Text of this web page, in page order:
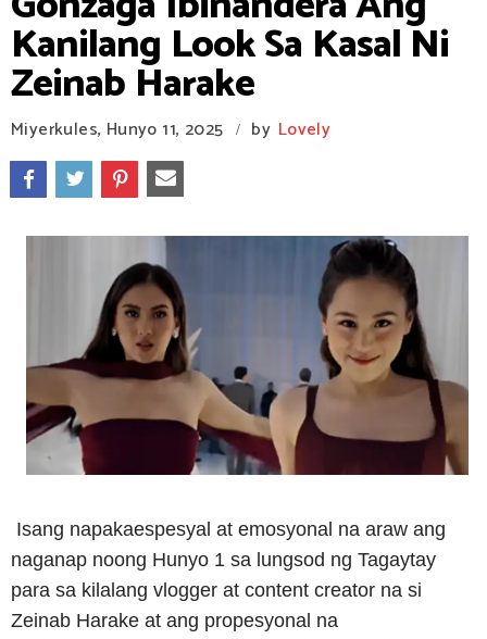
Kanilang Look Sa Kasal Ni
Zeinab Harake
Miyerkules, Hunyo 11, 2025 / by Lovely
Isang napakaespesyal at emosyonal na araw ang
naganap noong Hunyo 1 sa lungsod ng Tagaytay
para sa kilalang vlogger at content creator na si
Zeinab Harake at ang propesyonal na